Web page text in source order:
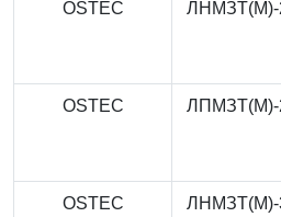
OSTEC ЛНМЗТ(М)-
OSTEC ЛПМЗТ(М)-
OSTEC ЛНМЗТ(М)-